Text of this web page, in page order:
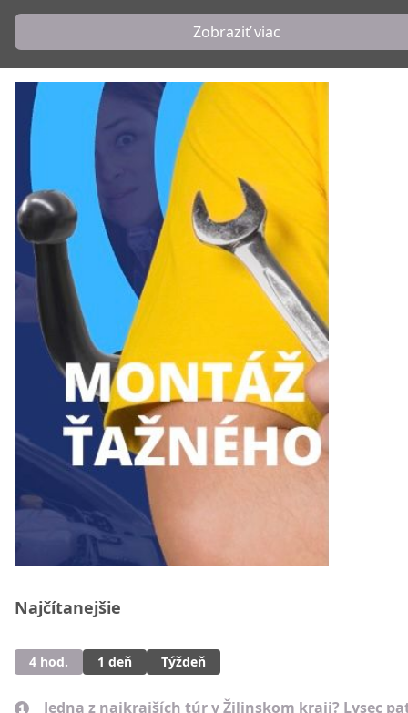
Zobraziť viac
Najčítanejšie
4 hod. 1 deň Týždeň
Jedna z najkrajších túr v Žilinskom kraji? Lysec